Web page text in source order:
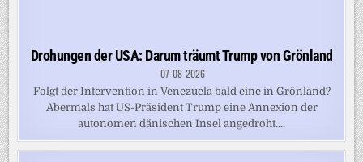
Drohungen der USA: Darum träumt Trump von Grönland
07-08-2026
Folgt der Intervention in Venezuela bald eine in Grönland?
Abermals hat US-Präsident Trump eine Annexion der
autonomen dänischen Insel angedroht....